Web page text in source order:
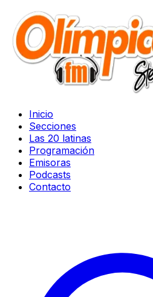
Inicio
Secciones
Las 20 latinas
Programación
Emisoras
Podcasts
Contacto